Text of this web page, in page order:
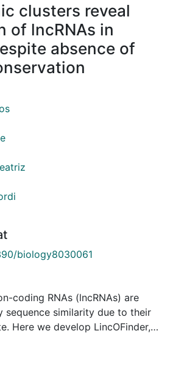
clusters reveal
of lncRNAs in
absence of
biology8030061
coding RNAs (lncRNAs) are
sequence similarity due to their
Here we develop LincOFinder, a
intergenic lncRNAs